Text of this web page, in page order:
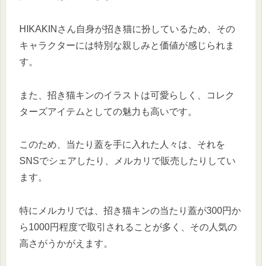
HIKAKINさん自身が招き猫に扮しているため、その
キャラクターには特別な親しみと価値が感じられま
す。
また、招き猫キンのイラストは可愛らしく、コレク
ターズアイテムとしての魅力も高いです。
このため、当たり蓋を手に入れた人々は、それを
SNSでシェアしたり、メルカリで販売したりしてい
ます。
特にメルカリでは、招き猫キンの当たり蓋が300円か
ら1000円程度で取引されることが多く、その人気の
高さがうかがえます。